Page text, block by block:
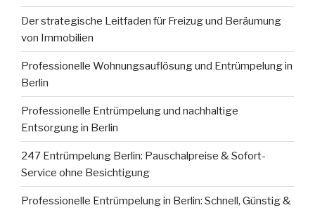
Der strategische Leitfaden für Freizug und Beräumung
von Immobilien
Professionelle Wohnungsauflösung und Entrümpelung in
Berlin
Professionelle Entrümpelung und nachhaltige
Entsorgung in Berlin
247 Entrümpelung Berlin: Pauschalpreise & Sofort-
Service ohne Besichtigung
Professionelle Entrümpelung in Berlin: Schnell, Günstig &